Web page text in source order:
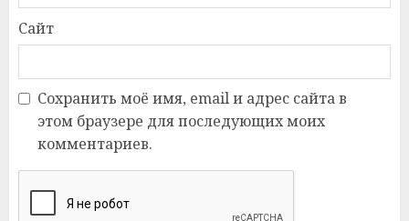
Сайт
Сохранить моё имя, email и адрес сайта в
этом браузере для последующих моих
комментариев.